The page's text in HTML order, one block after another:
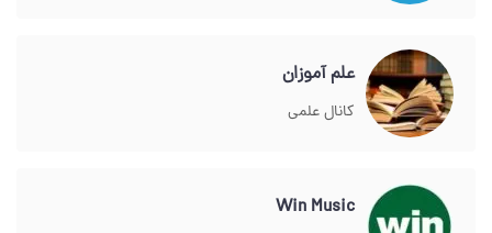
علم آموزان
کانال علمی
Win Music